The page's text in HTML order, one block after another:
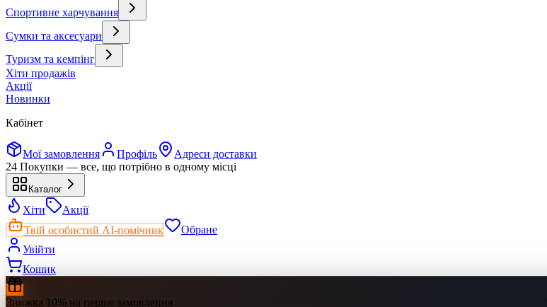
Спортивне харчування
Сумки та аксесуари
Туризм та кемпінг
Хіти продажів
Акції
Новинки
Кабінет
Мої замовлення Профіль
Адреси доставки
24 Покупки — все, що потрібно в одному місці
Каталог
Хіти
Акції
Твій особистий AI-помічник
Обране
Увійти
Кошик
Знижка 10% на перше замовлення